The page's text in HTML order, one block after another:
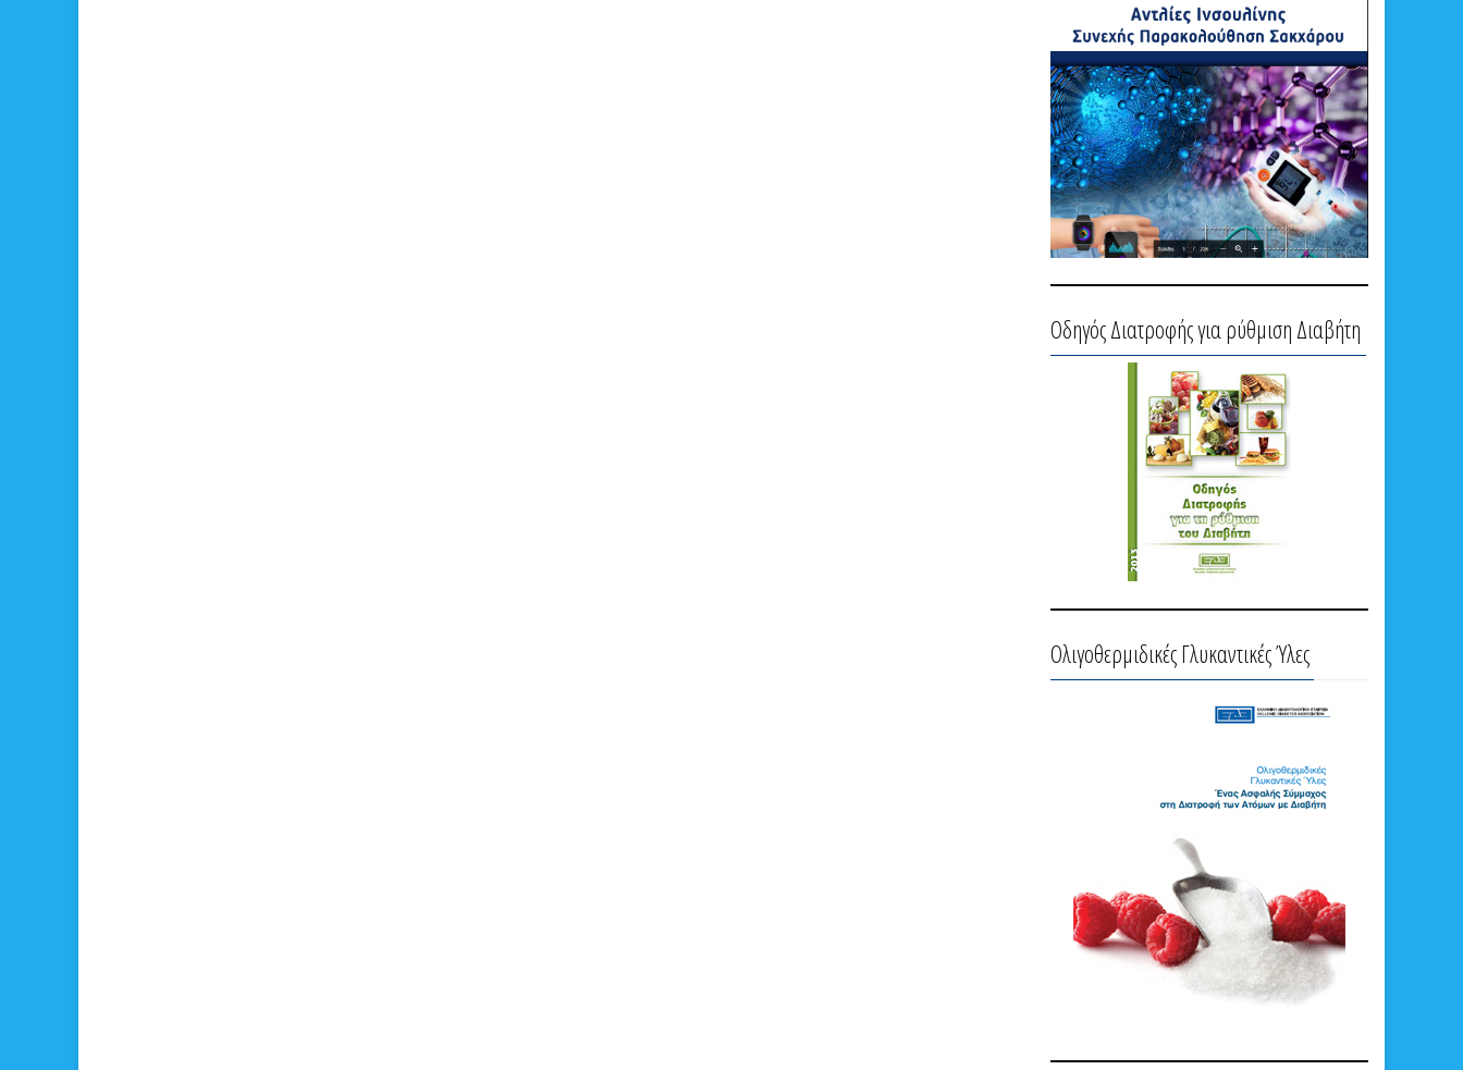
Οδηγός Διατροφής για ρύθμιση Διαβήτη
Ολιγοθερμιδικές Γλυκαντικές Ύλες